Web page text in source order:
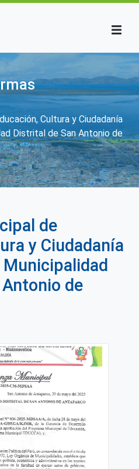
de ayuda a la
Cultura y Ciudadanía
Distrital de San Antonio de
de
y Ciudadanía
de